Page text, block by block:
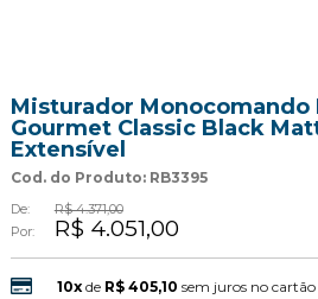
Misturador Monocomando
Gourmet Classic Black
Extensível
Cod. do Produto: RB3395
De:
R$ 4.371,00
Por:
R$ 4.051,00
10xde R$ 405,10 sem juros no